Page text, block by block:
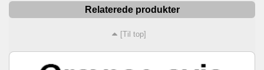
Relaterede produkter
[Til top]